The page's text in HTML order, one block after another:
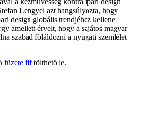
Lengyel azt hangsúlyozta, hogy
design globális trendjéhez kellene
amellett érvelt, hogy a sajátos magyar
szabad föláldozni a nyugati szemlélet
füzete itt tölthető le.